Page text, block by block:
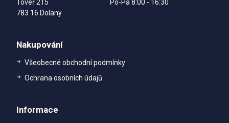
Tovéř 215
783 16 Dolany
Po-Pá 8:00 - 16:30
Nakupování
Všeobecné obchodní podmínky
Ochrana osobních údajů
Informace